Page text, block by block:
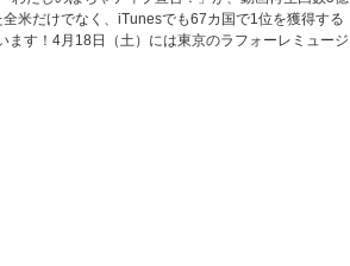
米だけでなく、iTunesでも67カ国で1位を獲得する
す！4月18日（土）には東京のラフォーレミュージ